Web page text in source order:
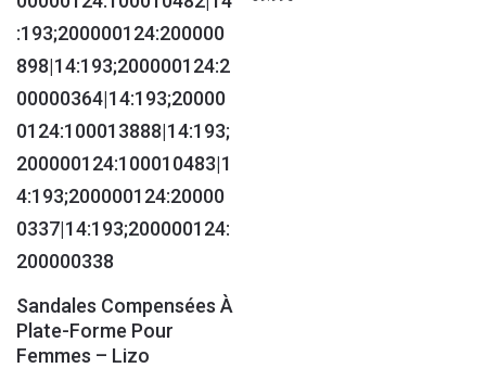
Sandales Compensées À
Plate-Forme Pour
Femmes – Lizo